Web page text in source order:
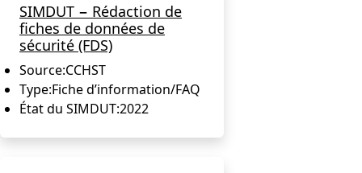
SIMDUT − Rédaction de
fiches de données de
sécurité (FDS)
Source:CCHST
Type:Fiche d’information/FAQ
État du SIMDUT:2022